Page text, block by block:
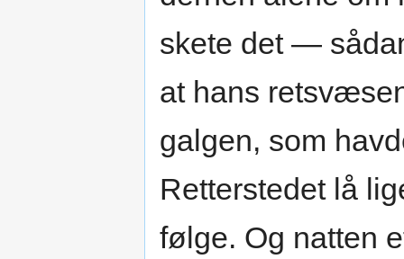
skete det —
at hans
galgen, som
Retterstedet lå
følge. Og natten